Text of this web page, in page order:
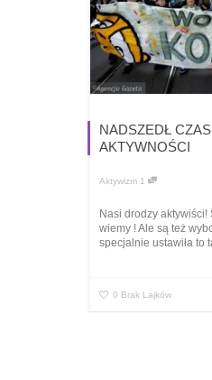
NADSZEDŁ
AKTYWNOŚCI
Aktywizm 1
Nasi drodzy aktywiści!
wiemy ! Ale są też
specjalnie ustawiła to
0 Brak Lajków